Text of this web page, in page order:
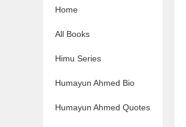
Home
All Books
Himu Series
Humayun Ahmed Bio
Humayun Ahmed Quotes